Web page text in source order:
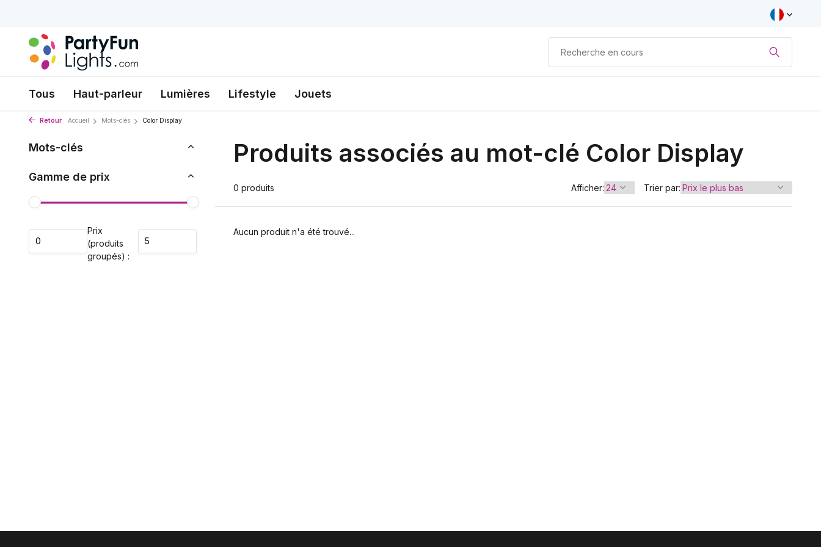
Tous Haut-parleur Lumières Lifestyle Jouets
Retour Accueil Mots-clés Color Display
Mots-clés
Gamme de prix
Prix
(produits
groupés) :
Produits associés au mot-clé Color Display
0 produits Afficher: Trier par:
Aucun produit n'a été trouvé...